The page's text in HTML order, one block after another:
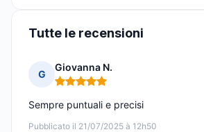
Tutte le recensioni
G
Giovanna N.
Nota: 5 su 5
Pubblicato il 21/07/2025 à 12h50
Sempre puntuali e precisi